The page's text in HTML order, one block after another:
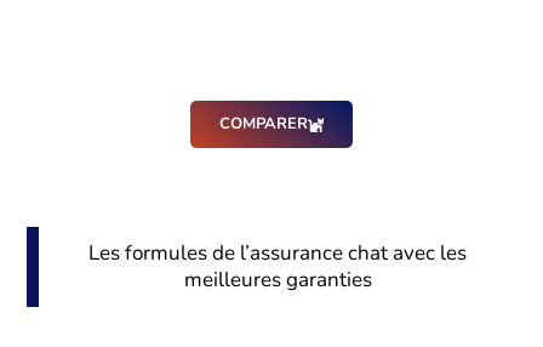
COMPARER
Les formules de l’assurance chat avec les
meilleures garanties